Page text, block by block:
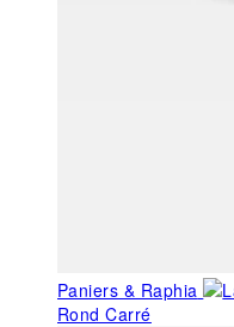
Paniers & Raphia
Rond Carré